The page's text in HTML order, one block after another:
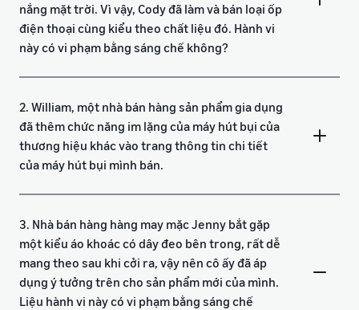
nắng mặt trời. Vì vậy, Cody đã làm và bán loại ốp
điện thoại cùng kiểu theo chất liệu đó. Hành vi
này có vi phạm bằng sáng chế không?
2. William, một nhà bán hàng sản phẩm gia dụng
đã thêm chức năng im lặng của máy hút bụi của
thương hiệu khác vào trang thông tin chi tiết
của máy hút bụi mình bán.
3. Nhà bán hàng hàng may mặc Jenny bắt gặp
một kiểu áo khoác có dây đeo bên trong, rất dễ
mang theo sau khi cởi ra, vậy nên cô ấy đã áp
dụng ý tưởng trên cho sản phẩm mới của mình.
Liệu hành vi này có vi phạm bằng sáng chế